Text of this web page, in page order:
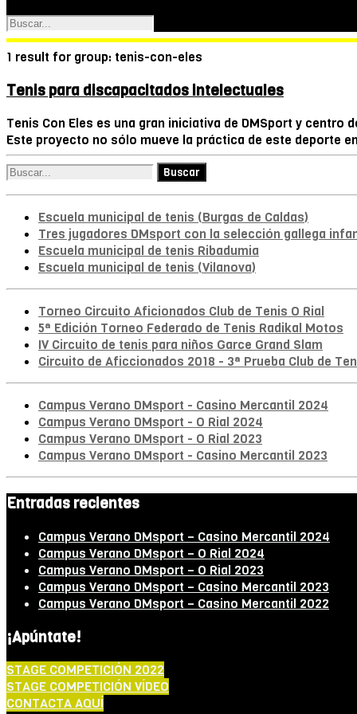
1 result for group: tenis-con-eles
Tenis para discapacitados intelectuales
Tenis Con Eles es una gran iniciativa de DMSport y
Este proyecto no sólo mueve la práctica de este deporte
Escuela municipal de tenis (Burgas de Caldas)
Tres jugadores DMsport con la selección gallega
Escuela municipal de tenis Ribadumia
Escuela municipal de tenis (Vilanova)
Torneo Circuito Aficionados Club de Tenis O Rial
5ª Edición Torneo Federado de Tenis Radikal Motos
IV Circuito de tenis para niños Garce Grand Slam
Circuito de Aficcionados 2018 - 3ª Prueba Club de
Campus Verano DMsport - Casino Mercantil 2024
Campus Verano DMsport - O Rial 2024
Campus Verano DMsport - O Rial 2023
Campus Verano DMsport - Casino Mercantil 2023
Entradas recientes
Campus Verano DMsport – Casino Mercantil 2024
Campus Verano DMsport – O Rial 2024
Campus Verano DMsport – O Rial 2023
Campus Verano DMsport – Casino Mercantil 2023
Campus Verano DMsport – Casino Mercantil 2022
¡Apúntate!
STAGE COMPETICIÓN 2022
STAGE COMPETICIÓN VÍDEO
CONTACTA AQUÍ